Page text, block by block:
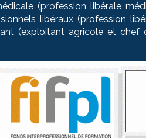
(profession libérale
libéraux (profession
(exploitant agricole et chef